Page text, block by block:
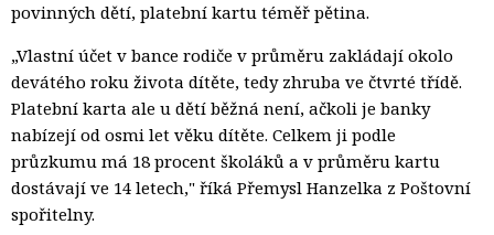
povinných dětí, platební kartu téměř pětina.
„Vlastní účet v bance rodiče v průměru zakládají okolo
devátého roku života dítěte, tedy zhruba ve čtvrté třídě.
Platební karta ale u dětí běžná není, ačkoli je banky
nabízejí od osmi let věku dítěte. Celkem ji podle
průzkumu má 18 procent školáků a v průměru kartu
dostávají ve 14 letech," říká Přemysl Hanzelka z Poštovní
spořitelny.